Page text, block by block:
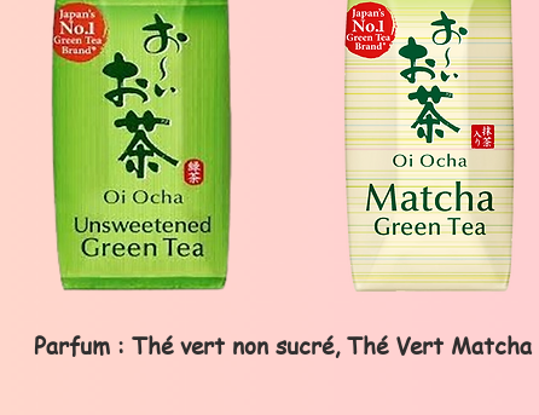
Parfum : Thé vert non sucré, Thé Vert Matcha